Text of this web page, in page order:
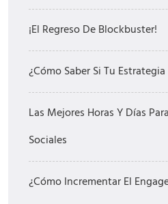
¡El Regreso De Blockbuster!
¿Cómo Saber Si Tu
Las Mejores Horas Y Días
Sociales
¿Cómo Incrementar El